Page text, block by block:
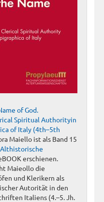
of God.
Spiritual Authorityin
of Italy (4th–5th
Maiello ist als Band 15
erschienen.
Maieollo die
und Klerikern als
Autorität in den
Italiens (4.–5. Jh.